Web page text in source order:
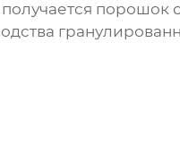
получается порошок